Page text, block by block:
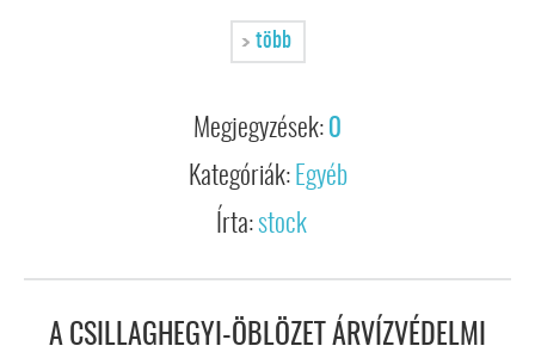
több
Megjegyzések: 0
Kategóriák: Egyéb
Írta:stock
A CSILLAGHEGYI-ÖBLÖZET ÁRVÍZVÉDELMI